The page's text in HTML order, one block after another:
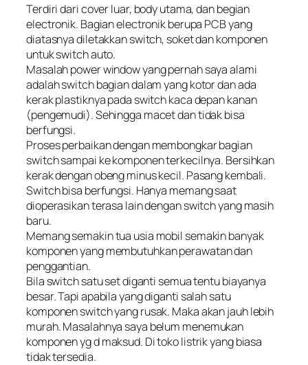
Terdiri dari cover luar, body utama, dan begian
electronik. Bagian electronik berupa PCB yang
diatasnya diletakkan switch, soket dan komponen
untuk switch auto.
Masalah power window yang pernah saya alami
adalah switch bagian dalam yang kotor dan ada
kerak plastiknya pada switch kaca depan kanan
(pengemudi). Sehingga macet dan tidak bisa
berfungsi.
Proses perbaikan dengan membongkar bagian
switch sampai ke komponen terkecilnya. Bersihkan
kerak dengan obeng minus kecil. Pasang kembali.
Switch bisa berfungsi. Hanya memang saat
dioperasikan terasa lain dengan switch yang masih
baru.
Memang semakin tua usia mobil semakin banyak
komponen yang membutuhkan perawatan dan
penggantian.
Bila switch satu set diganti semua tentu biayanya
besar. Tapi apabila yang diganti salah satu
komponen switch yang rusak. Maka akan jauh lebih
murah. Masalahnya saya belum menemukan
komponen yg d maksud. Di toko listrik yang biasa
tidak tersedia.